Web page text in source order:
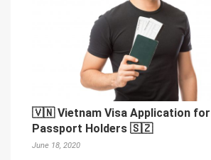
🇻🇳 Vietnam Visa Application for
Passport Holders 🇸🇿
June 18, 2020